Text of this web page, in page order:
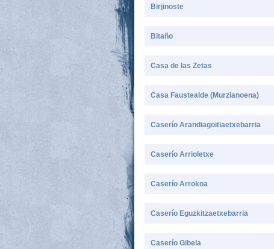
Birjinoste
Bitaño
Casa de las Zetas
Casa Faustealde (Murzianoena)
Caserío Arandiagoitiaetxebarria
Caserío Arrioletxe
Caserío Arrokoa
Caserío Eguzkitzaetxebarria
Caserío Gibela